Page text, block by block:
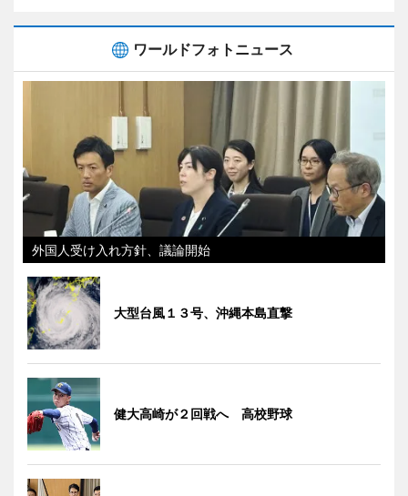
ワールドフォトニュース
外国人受け入れ方針、議論開始
大型台風１３号、沖縄本島直撃
健大高崎が２回戦へ 高校野球